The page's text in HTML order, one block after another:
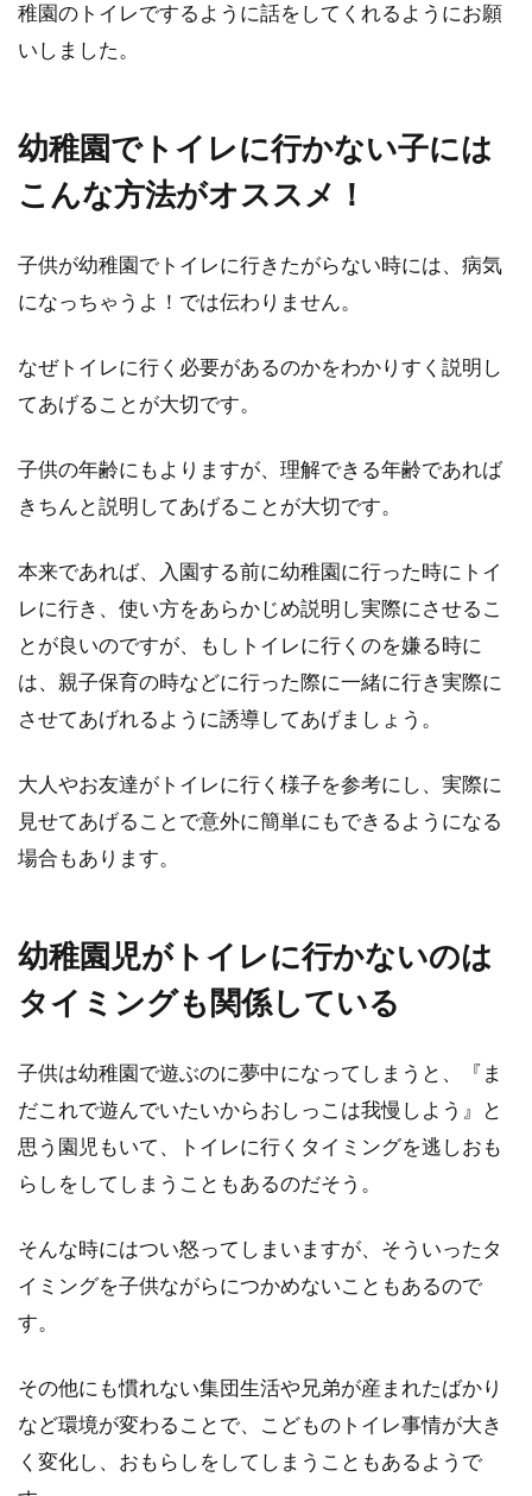
園。発表会やお遊戯会や謝恩会、卒園式などな
長を楽しむものがいっぱい
参加することができるのでしょうか？はじめて
の運動会...
稚園のトイレでするように話をしてくれるようにお願
いしました。
幼稚園でトイレに行かない子には
こんな方法がオススメ！
子供が幼稚園でトイレに行きたがらない時には、病気
になっちゃうよ！では伝わりません。
なぜトイレに行く必要があるのかをわかりすく説明し
てあげることが大切です。
子供の年齢にもよりますが、理解できる年齢であれば
きちんと説明してあげることが大切です。
本来であれば、入園する前に幼稚園に行った時にトイ
レに行き、使い方をあらかじめ説明し実際にさせるこ
とが良いのですが、もしトイレに行くのを嫌る時に
は、親子保育の時などに行った際に一緒に行き実際に
させてあげれるように誘導してあげましょう。
大人やお友達がトイレに行く様子を参考にし、実際に
見せてあげることで意外に簡単にもできるようになる
場合もあります。
幼稚園児がトイレに行かないのは
タイミングも関係している
子供は幼稚園で遊ぶのに夢中になってしまうと、『ま
だこれで遊んでいたいからおしっこは我慢しよう』と
思う園児もいて、トイレに行くタイミングを逃しおも
らしをしてしまうこともあるのだそう。
そんな時にはつい怒ってしまいますが、そういったタ
イミングを子供ながらにつかめないこともあるので
す。
その他にも慣れない集団生活や兄弟が産まれたばかり
など環境が変わることで、こどものトイレ事情が大き
く変化し、おもらしをしてしまうこともあるようで